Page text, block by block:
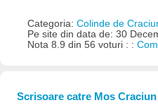
Categoria: Colinde de
Pe site din data de: 30
Nota 8.9 din 56 voturi : :
Scrisoare catre Mos Craciun